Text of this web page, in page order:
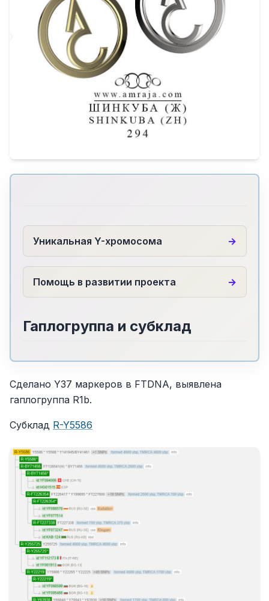
Уникальная Y-хромосома
Помощь в развитии проекта
Гаплогруппа и субклад
Сделано Y37 маркеров в FTDNA, выявлена
гаплогруппа R1b.
Субклад R-Y5586